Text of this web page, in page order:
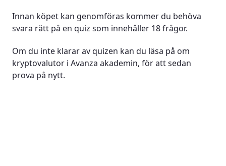
Innan köpet kan genomföras kommer du behöva
svara rätt på en quiz som innehåller 18 frågor.
Om du inte klarar av quizen kan du läsa på om
kryptovalutor i Avanza akademin, för att sedan
prova på nytt.